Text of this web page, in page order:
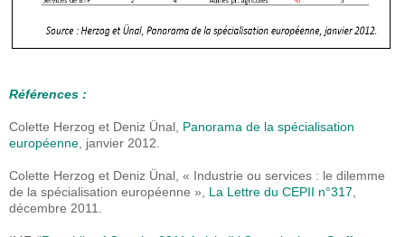
Références :
Colette Herzog et Deniz Ünal, Panorama de la spécialisation
européenne, janvier 2012.
Colette Herzog et Deniz Ünal, « Industrie ou services : le dilemme
de la spécialisation européenne », La Lettre du CEPII n°317,
décembre 2011.